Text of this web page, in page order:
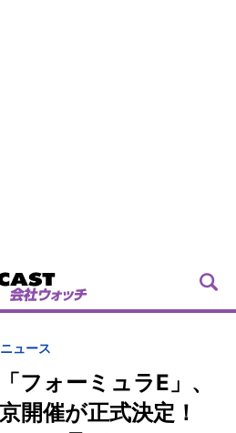
ュース
フォーミュラE」、
開催が正式決定！